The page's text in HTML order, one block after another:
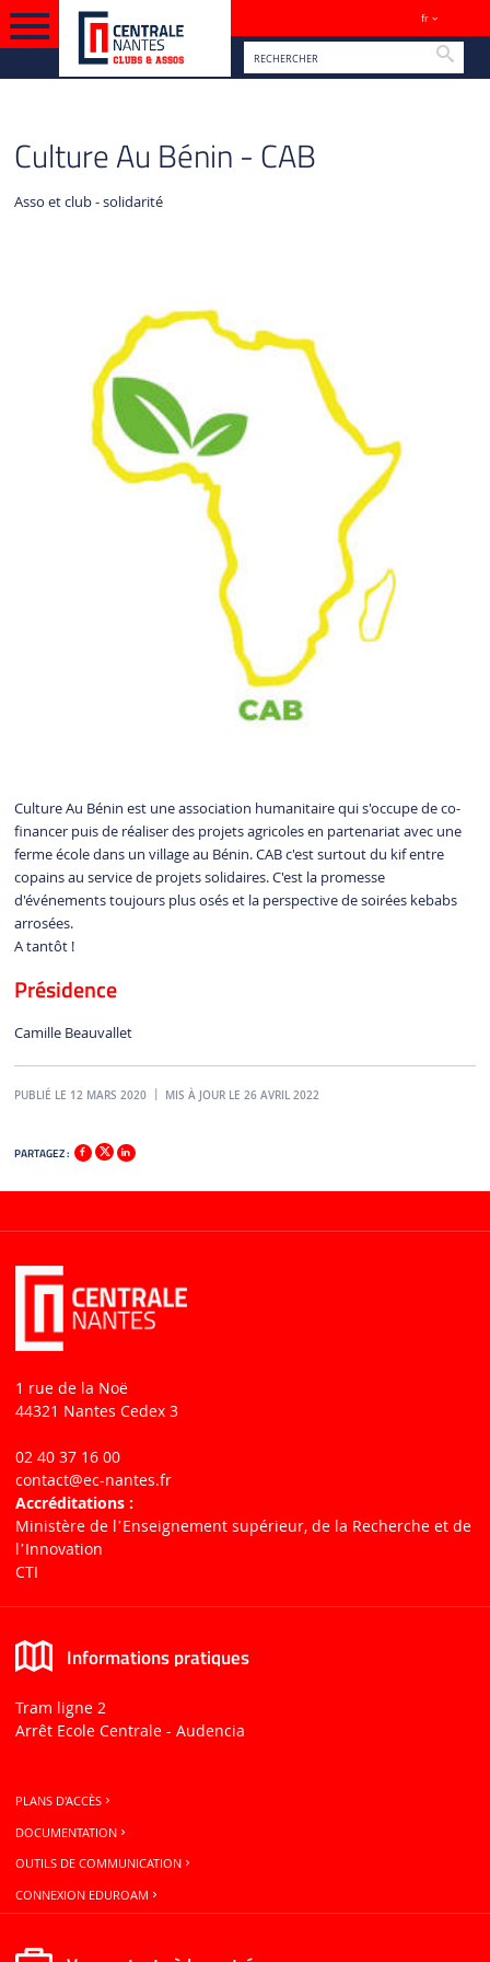
fr
Culture Au Bénin - CAB
Asso et club - solidarité
Culture Au Bénin est une association humanitaire qui s'occupe de co-
financer puis de réaliser des projets agricoles en partenariat avec une
ferme école dans un village au Bénin. CAB c'est surtout du kif entre
copains au service de projets solidaires. C'est la promesse
d'événements toujours plus osés et la perspective de soirées kebabs
arrosées.
A tantôt !
Présidence
Camille Beauvallet
PUBLIÉ LE 12 MARS 2020 MIS À JOUR LE 26 AVRIL 2022
PARTAGEZ :
1 rue de la Noë
44321 Nantes Cedex 3
02 40 37 16 00
contact@ec-nantes.fr
Accréditations :
Ministère de lʼEnseignement supérieur, de la Recherche et de
lʼInnovation
CTI
Informations pratiques
Tram ligne 2
Arrêt Ecole Centrale - Audencia
PLANS D'ACCÈS
DOCUMENTATION
OUTILS DE COMMUNICATION
CONNEXION EDUROAM